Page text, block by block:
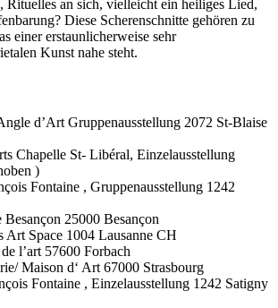
Rituelles an sich, vielleicht ein heiliges Lied,
Diese Scherenschnitte gehören zu
einer erstaunlicherweise sehr
Kunst nahe steht.
d’Art Gruppenausstellung 2072 St-Blaise
Chapelle St- Libéral, Einzelausstellung
)
Fontaine , Gruppenausstellung 1242
25000 Besançon
Art Space 1004 Lausanne CH
l’art 57600 Forbach
Maison d‘ Art 67000 Strasbourg
Fontaine , Einzelausstellung 1242 Satigny